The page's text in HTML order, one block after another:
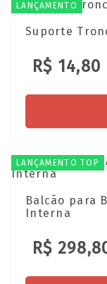
LANÇAMENTO
Suporte
R$ 14,80
LANÇAMENTO TOP
Balcão para
Interna
R$